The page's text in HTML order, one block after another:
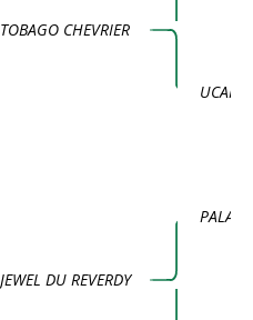
TOBAGO CHEVRIER
JEWEL DU REVERDY